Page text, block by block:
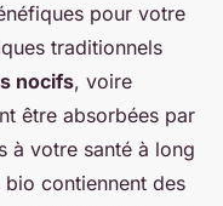
pour votre
traditionnels
nocifs, voire
être absorbées par
à votre santé à long
contiennent des